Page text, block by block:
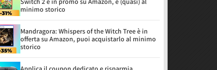
minimo storico
Mandragora: Whispers of the Witch Tree è in
offerta su Amazon, puoi acquistarlo al minimo
storico